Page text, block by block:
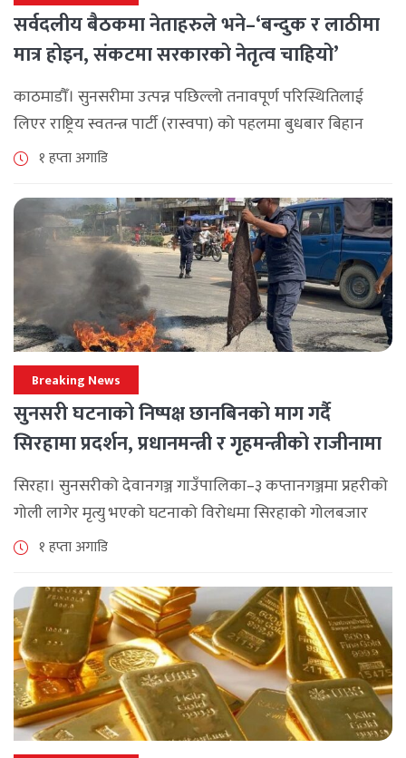
सर्वदलीय बैठकमा नेताहरुले भने–‘बन्दुक र लाठीमा
मात्र होइन, संकटमा सरकारको नेतृत्व चाहियो’
काठमाडौँ। सुनसरीमा उत्पन्न पछिल्लो तनावपूर्ण परिस्थितिलाई
लिएर राष्ट्रिय स्वतन्त्र पार्टी (रास्वपा) को पहलमा बुधबार बिहान
सिंहदरबारमा सर्वदलीय बैठक जारी छ। रास्वपाका सभापति रवि
१ हप्ता अगाडि
Breaking News
सुनसरी घटनाको निष्पक्ष छानबिनको माग गर्दै
सिरहामा प्रदर्शन, प्रधानमन्त्री र गृहमन्त्रीको राजीनामा
माग
सिरहा। सुनसरीको देवानगञ्ज गाउँपालिका–३ कप्तानगञ्जमा प्रहरीको
गोली लागेर मृत्यु भएको घटनाको विरोधमा सिरहाको गोलबजार
नगरपालिका–८ पुरानो चोक चोहर्वामा स्थानीयले प्रदर्शन गरेका
पश्चिम राजमार्ग अवरुद्ध [...]
१ हप्ता अगाडि